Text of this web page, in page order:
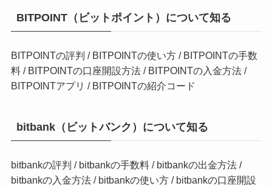
BITPOINT（ビットポイント）について知る
BITPOINTの評判 / BITPOINTの使い方/ BITPOINTの手数
料/ BITPOINTの口座開設方法/ BITPOINTの入金方法/
BITPOINTアプリ / BITPOINTの紹介コード
bitbank（ビットバンク）について知る
bitbankの評判 / bitbankの手数料/ bitbankの出金方法/
bitbankの入金方法/ bitbankの使い方/ bitbankの口座開設